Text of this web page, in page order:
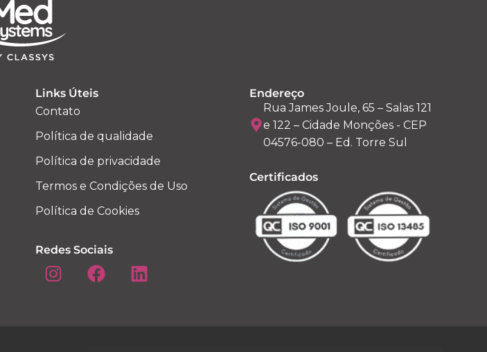
Links Úteis
Contato
Política de qualidade
Política de privacidade
Termos e Condições de Uso
Política de Cookies
Redes Sociais
Endereço
Rua James Joule, 65 – Salas 121
e 122 – Cidade Monções - CEP
04576-080 – Ed. Torre Sul
Certificados